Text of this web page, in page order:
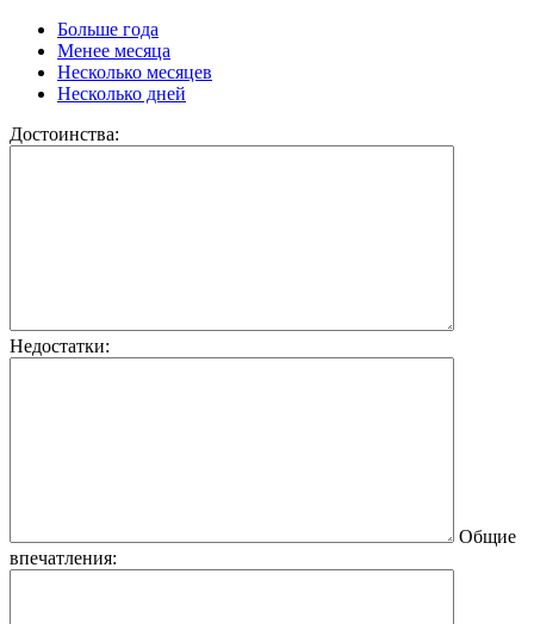
Больше года
Менее месяца
Несколько месяцев
Несколько дней
Достоинства:
Недостатки:
Общие
впечатления: